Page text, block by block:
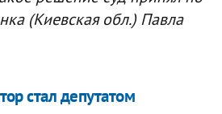
(Киевская обл.) Павла
стал депутатом